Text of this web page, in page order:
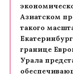
Азиатском
такого
границе
Урала